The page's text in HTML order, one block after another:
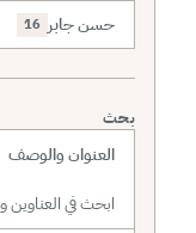
حسن جابر 16
بحث
نطاق البحث